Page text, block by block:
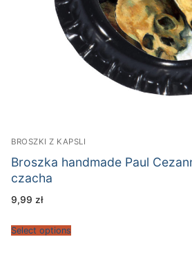
BROSZKI Z KAPSLI
Broszka handmade Paul
czacha
9,99 zł
Select options